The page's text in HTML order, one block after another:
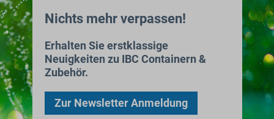
Nichts mehr verpassen!
Erhalten Sie erstklassige
Neuigkeiten zu IBC Containern &
Zubehör.
Zur Newsletter Anmeldung